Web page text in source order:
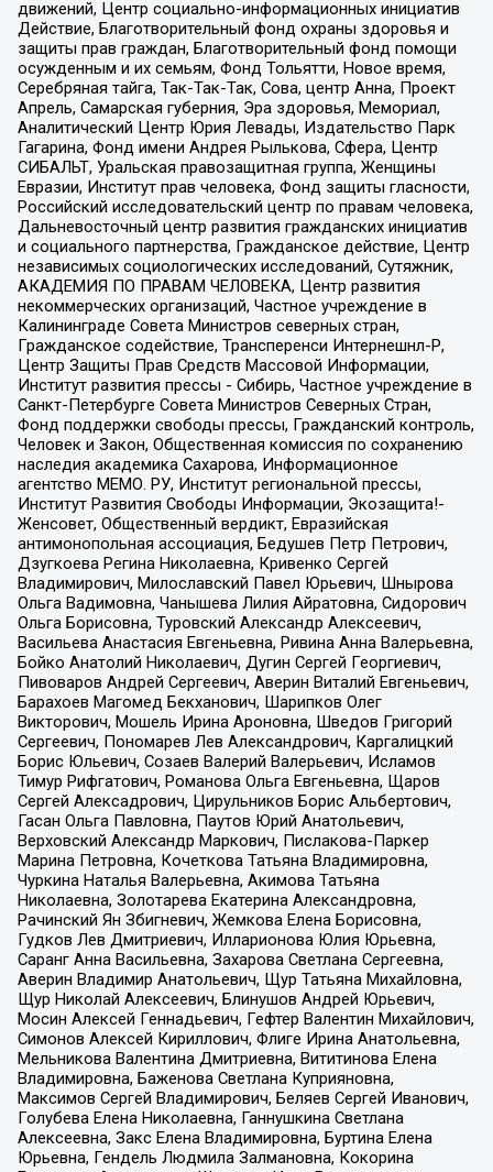
движений, Центр социально-информационных инициатив
Действие, Благотворительный фонд охраны здоровья и
защиты прав граждан, Благотворительный фонд помощи
осужденным и их семьям, Фонд Тольятти, Новое время,
Серебряная тайга, Так-Так-Так, Сова, центр Анна, Проект
Апрель, Самарская губерния, Эра здоровья, Мемориал,
Аналитический Центр Юрия Левады, Издательство Парк
Гагарина, Фонд имени Андрея Рылькова, Сфера, Центр
СИБАЛЬТ, Уральская правозащитная группа, Женщины
Евразии, Институт прав человека, Фонд защиты гласности,
Российский исследовательский центр по правам человека,
Дальневосточный центр развития гражданских инициатив
и социального партнерства, Гражданское действие, Центр
независимых социологических исследований, Сутяжник,
АКАДЕМИЯ ПО ПРАВАМ ЧЕЛОВЕКА, Центр развития
некоммерческих организаций, Частное учреждение в
Калининграде Совета Министров северных стран,
Гражданское содействие, Трансперенси Интернешнл-Р,
Центр Защиты Прав Средств Массовой Информации,
Институт развития прессы - Сибирь, Частное учреждение в
Санкт-Петербурге Совета Министров Северных Стран,
Фонд поддержки свободы прессы, Гражданский контроль,
Человек и Закон, Общественная комиссия по сохранению
наследия академика Сахарова, Информационное
агентство МЕМО. РУ, Институт региональной прессы,
Институт Развития Свободы Информации, Экозащита!-
Женсовет, Общественный вердикт, Евразийская
антимонопольная ассоциация, Бедушев Петр Петрович,
Дзугкоева Регина Николаевна, Кривенко Сергей
Владимирович, Милославский Павел Юрьевич, Шнырова
Ольга Вадимовна, Чанышева Лилия Айратовна, Сидорович
Ольга Борисовна, Туровский Александр Алексеевич,
Васильева Анастасия Евгеньевна, Ривина Анна Валерьевна,
Бойко Анатолий Николаевич, Дугин Сергей Георгиевич,
Пивоваров Андрей Сергеевич, Аверин Виталий Евгеньевич,
Барахоев Магомед Бекханович, Шарипков Олег
Викторович, Мошель Ирина Ароновна, Шведов Григорий
Сергеевич, Пономарев Лев Александрович, Каргалицкий
Борис Юльевич, Созаев Валерий Валерьевич, Исламов
Тимур Рифгатович, Романова Ольга Евгеньевна, Щаров
Сергей Алексадрович, Цирульников Борис Альбертович,
Гасан Ольга Павловна, Паутов Юрий Анатольевич,
Верховский Александр Маркович, Пислакова-Паркер
Марина Петровна, Кочеткова Татьяна Владимировна,
Чуркина Наталья Валерьевна, Акимова Татьяна
Николаевна, Золотарева Екатерина Александровна,
Рачинский Ян Збигневич, Жемкова Елена Борисовна,
Гудков Лев Дмитриевич, Илларионова Юлия Юрьевна,
Саранг Анна Васильевна, Захарова Светлана Сергеевна,
Аверин Владимир Анатольевич, Щур Татьяна Михайловна,
Щур Николай Алексеевич, Блинушов Андрей Юрьевич,
Мосин Алексей Геннадьевич, Гефтер Валентин Михайлович,
Симонов Алексей Кириллович, Флиге Ирина Анатольевна,
Мельникова Валентина Дмитриевна, Вититинова Елена
Владимировна, Баженова Светлана Куприяновна,
Максимов Сергей Владимирович, Беляев Сергей Иванович,
Голубева Елена Николаевна, Ганнушкина Светлана
Алексеевна, Закс Елена Владимировна, Буртина Елена
Юрьевна, Гендель Людмила Залмановна, Кокорина